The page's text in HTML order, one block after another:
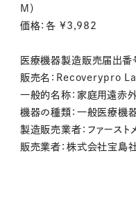
M）
価格：各 ¥3,982
医療機器製造販売届出
販売名：Recoverypro
一般的名称：家庭用遠赤
機器の種類：一般医療機
製造販売業者：ファースト
販売業者：株式会社宝島